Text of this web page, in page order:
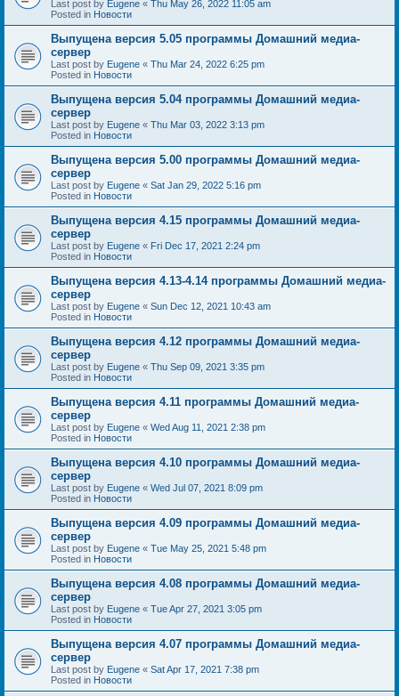
Last post by Eugene « Thu May 26, 2022 11:05 am
Posted in Новости
Выпущена версия 5.05 программы Домашний медиа-
сервер
Last post by Eugene « Thu Mar 24, 2022 6:25 pm
Posted in Новости
Выпущена версия 5.04 программы Домашний медиа-
сервер
Last post by Eugene « Thu Mar 03, 2022 3:13 pm
Posted in Новости
Выпущена версия 5.00 программы Домашний медиа-
сервер
Last post by Eugene « Sat Jan 29, 2022 5:16 pm
Posted in Новости
Выпущена версия 4.15 программы Домашний медиа-
сервер
Last post by Eugene « Fri Dec 17, 2021 2:24 pm
Posted in Новости
Выпущена версия 4.13-4.14 программы Домашний медиа-
сервер
Last post by Eugene « Sun Dec 12, 2021 10:43 am
Posted in Новости
Выпущена версия 4.12 программы Домашний медиа-
сервер
Last post by Eugene « Thu Sep 09, 2021 3:35 pm
Posted in Новости
Выпущена версия 4.11 программы Домашний медиа-
сервер
Last post by Eugene « Wed Aug 11, 2021 2:38 pm
Posted in Новости
Выпущена версия 4.10 программы Домашний медиа-
сервер
Last post by Eugene « Wed Jul 07, 2021 8:09 pm
Posted in Новости
Выпущена версия 4.09 программы Домашний медиа-
сервер
Last post by Eugene « Tue May 25, 2021 5:48 pm
Posted in Новости
Выпущена версия 4.08 программы Домашний медиа-
сервер
Last post by Eugene « Tue Apr 27, 2021 3:05 pm
Posted in Новости
Выпущена версия 4.07 программы Домашний медиа-
сервер
Last post by Eugene « Sat Apr 17, 2021 7:38 pm
Posted in Новости